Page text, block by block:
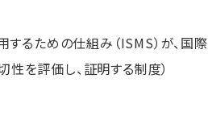
るための仕組み（ISMS）が、国際
を評価し、証明する制度）